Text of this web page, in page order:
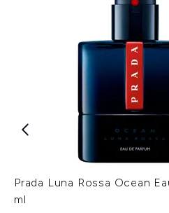
Prada Luna Rossa Ocean
ml